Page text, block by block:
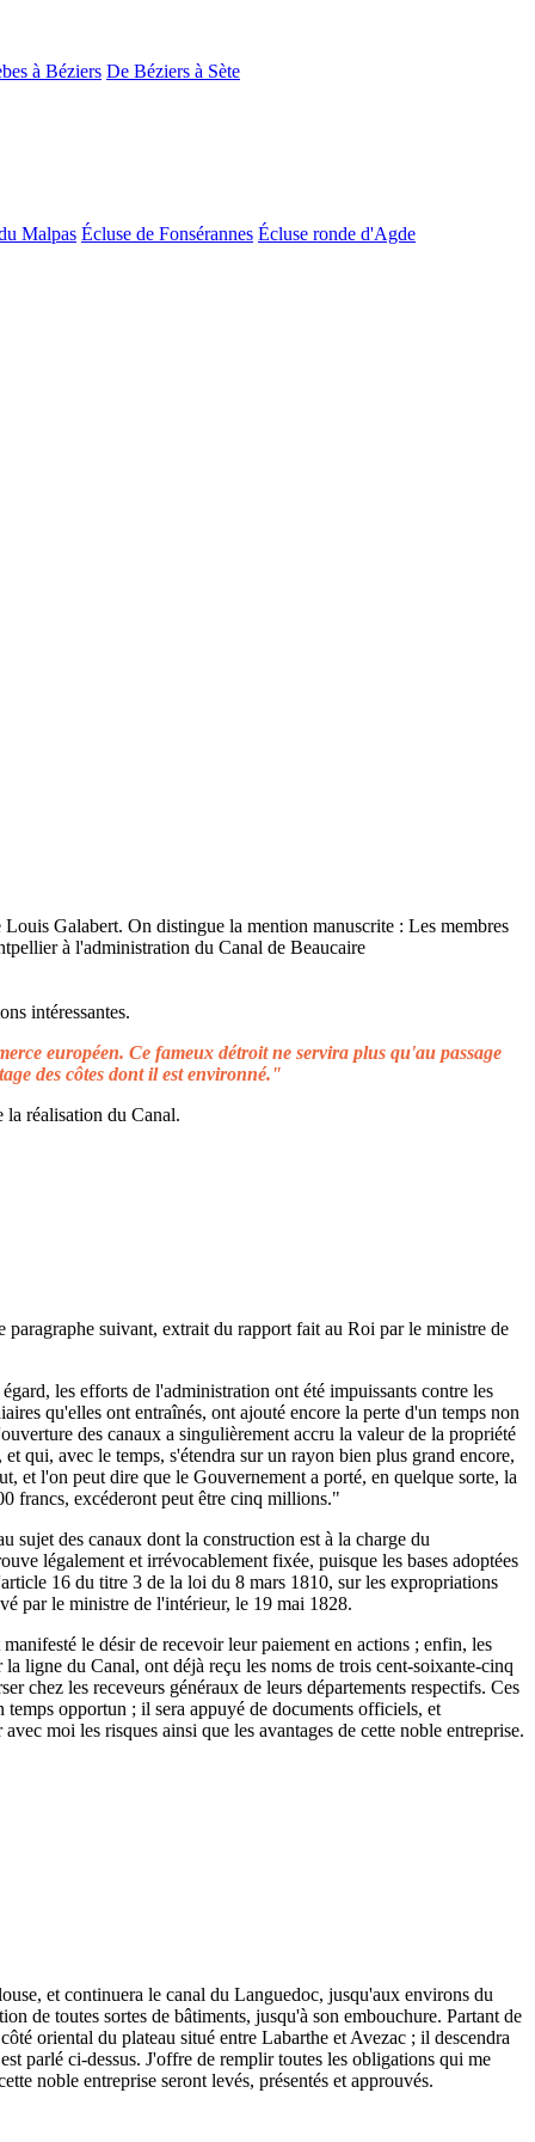
à Béziers De Béziers à Sète
Malpas Écluse de Fonsérannes Écluse ronde d'Agde
intéressantes.
européen. Ce fameux détroit ne servira plus qu'au passage
des côtes dont il est environné."
réalisation du Canal.
suivant, extrait du rapport fait au Roi par le ministre de
les efforts de l'administration ont été impuissants contre les
qu'elles ont entraînés, ont ajouté encore la perte d'un temps non
des canaux a singulièrement accru la valeur de la propriété
qui, avec le temps, s'étendra sur un rayon bien plus grand encore,
et l'on peut dire que le Gouvernement a porté, en quelque sorte, la
francs, excéderont peut être cinq millions."
sujet des canaux dont la construction est à la charge du
légalement et irrévocablement fixée, puisque les bases adoptées
16 du titre 3 de la loi du 8 mars 1810, sur les expropriations
par le ministre de l'intérieur, le 19 mai 1828.
le désir de recevoir leur paiement en actions ; enfin, les
ligne du Canal, ont déjà reçu les noms de trois cent-soixante-cinq
chez les receveurs généraux de leurs départements respectifs. Ces
temps opportun ; il sera appuyé de documents officiels, et
moi les risques ainsi que les avantages de cette noble entreprise.
et continuera le canal du Languedoc, jusqu'aux environs du
de toutes sortes de bâtiments, jusqu'à son embouchure. Partant de
oriental du plateau situé entre Labarthe et Avezac ; il descendra
parlé ci-dessus. J'offre de remplir toutes les obligations qui me
noble entreprise seront levés, présentés et approuvés.